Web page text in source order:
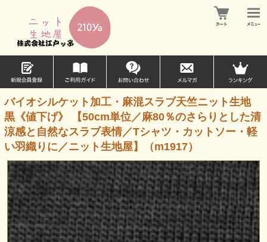
バイオシルケット加工・麻混スラブ天竺ニット生地
黒《値下げ》 【50cm単位／麻80％のさらりとした清
涼感と自然なスラブ表情／Tシャツ・カットソー・軽
い羽織りに／ニット生地屋】（m1917）